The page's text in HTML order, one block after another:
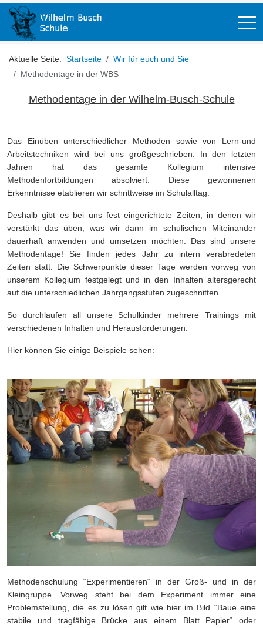
Off-
Aktuelle Seite: Startseite
Wir für euch und Sie
Methodentage in der WBS
Methodentage in der Wilhelm-Busch-Schule
Das Einüben unterschiedlicher Methoden sowie von Lern-und
Arbeitstechniken wird bei uns großgeschrieben. In den letzten
Jahren hat das gesamte Kollegium intensive
Methodenfortbildungen absolviert. Diese gewonnenen
Erkenntnisse etablieren wir schrittweise im Schulalltag.
Deshalb gibt es bei uns fest eingerichtete Zeiten, in denen wir
verstärkt das üben, was wir dann im schulischen Miteinander
dauerhaft anwenden und umsetzen möchten: Das sind unsere
Methodentage! Sie finden jedes Jahr zu intern verabredeten
Zeiten statt. Die Schwerpunkte dieser Tage werden vorweg von
unserem Kollegium festgelegt und in den Inhalten altersgerecht
auf die unterschiedlichen Jahrgangsstufen zugeschnitten.
So durchlaufen all unsere Schulkinder mehrere Trainings mit
verschiedenen Inhalten und Herausforderungen.
Hier können Sie einige Beispiele sehen:
Methodenschulung “Experimentieren“ in der Groß- und in der
Kleingruppe. Vorweg steht bei dem Experiment immer eine
Problemstellung, die es zu lösen gilt wie hier im Bild “Baue eine
stabile und tragfähige Brücke aus einem Blatt Papier“ oder